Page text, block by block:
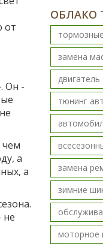
от
Он -
чем
а
а
не
ОБЛАКО
замена
двигатель
тюнинг
замена
зимние
моторное